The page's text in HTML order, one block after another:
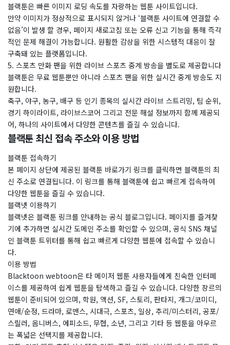
블랙툰은 빠른 이미지 로딩 속도를 자랑하는 웹툰 사이트입니다.
만약 이미지가 정상적으로 표시되지 않거나 ‘블랙툰 사이트에 연결할 수
없음’이 발생 할 경우, 페이지 새로고침 또는 오류 신고 기능을 통해 즉각
적인 문제 해결이 가능합니다. 원활한 감상을 위한 시스템적 대응이 잘
구축돼 있는 플랫폼입니다.
5. 스포츠 만화 팬을 위한 라이브 스포츠 중계 방송을 별도로 제공합니다
블랙툰은 무료 웹툰뿐만 아니라 스포츠 팬을 위한 실시간 중계 방송도 지
원합니다.
축구, 야구, 농구, 배구 등 인기 종목의 실시간 라이브 스트리밍, 팀 순위,
경기 하이라이트, 라이브스코어 그리고 전문 해설 정보까지 함께 제공되
어, 하나의 사이트에서 다양한 콘텐츠를 즐길 수 있습니다.
블랙툰 최신 접속 주소와 이용 방법
블랙툰 접속하기
본 페이지 상단에 제공된 블랙툰 바로가기 링크를 클릭하면 블랙툰의 최
신 주소로 연결됩니다. 이 링크를 통해 블랙툰에 쉽고 빠르게 접속하여
다양한 웹툰을 즐길 수 있습니다.
블랙넷 이용하기
블랙넷은 블랙툰 링크를 안내하는 공식 블로그입니다. 페이지를 즐겨찾
기에 추가하면 실시간 도메인 주소를 확인할 수 있으며, 공식 SNS 채널
인 블랙툰 트위터를 통해 쉽고 빠르게 다양한 웹툰에 접속할 수 있습니
다.
이용 방법
Blacktoon webtoon은 타 메이저 웹툰 사용자들에게 친숙한 인터페
이스를 제공하여 쉽게 웹툰을 탐색하고 즐길 수 있습니다. 다양한 장르의
웹툰이 준비되어 있으며, 학원, 액션, SF, 스토리, 판타지, 개그/코미디,
연애/순정, 드라마, 로맨스, 시대극, 스포츠, 일상, 추리/미스터리, 공포/
스릴러, 옴니버스, 에피소드, 무협, 소년, 그리고 기타 등 웹툰을 아우르
는 폭넓은 선택지를 제공합니다.